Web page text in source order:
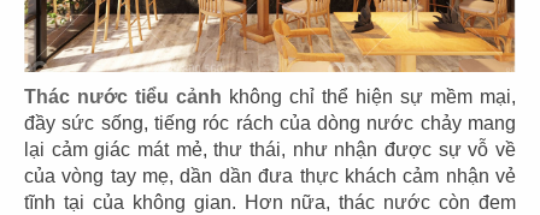
Thác nước tiểu cảnh không chỉ thể hiện sự mềm mại,
đầy sức sống, tiếng róc rách của dòng nước chảy mang
lại cảm giác mát mẻ, thư thái, như nhận được sự vỗ về
của vòng tay mẹ, dần dần đưa thực khách cảm nhận vẻ
tĩnh tại của không gian. Hơn nữa, thác nước còn đem
THIẾT KẾ NHÀ HÀNG ÂU HOLLY FOOD
Chủ đầu tư: Nhà hàng Holly Food
Diện tích: 85m2
Địa điểm: 6/1 Cách Mạng Tháng 8, Quận 1, TP.HCM
CHI TIẾT